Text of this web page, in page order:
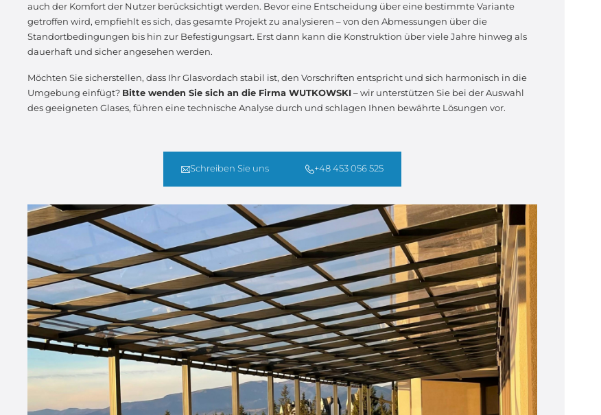
auch der Komfort der Nutzer berücksichtigt werden. Bevor eine Entscheidung über eine bestimmte Variante
getroffen wird, empfiehlt es sich, das gesamte Projekt zu analysieren – von den Abmessungen über die
Standortbedingungen bis hin zur Befestigungsart. Erst dann kann die Konstruktion über viele Jahre hinweg als
dauerhaft und sicher angesehen werden.
Möchten Sie sicherstellen, dass Ihr Glasvordach stabil ist, den Vorschriften entspricht und sich harmonisch in die
Umgebung einfügt? Bitte wenden Sie sich an die Firma WUTKOWSKI – wir unterstützen Sie bei der Auswahl
des geeigneten Glases, führen eine technische Analyse durch und schlagen Ihnen bewährte Lösungen vor.
Schreiben Sie uns +48 453 056 525